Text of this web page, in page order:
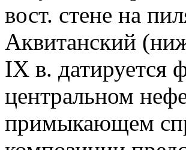
вост. стене на
Аквитанский
IX в. датируется
центральном
примыкающем